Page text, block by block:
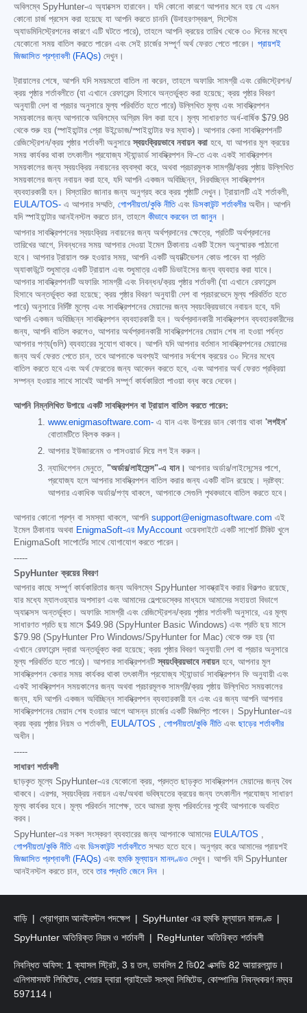
অবিলম্বে SpyHunter-এ অ্যাক্সেস হারাবেন। যদি কোনো কারণে আপনার মনে হয় যে এমন
কোনো চার্জ প্রসেস করা হয়েছে যা আপনি করতে চাননি (উদাহরণস্বরূপ, সিস্টেম
অ্যাডমিনিস্ট্রেশনের কারণে এটি ঘটতে পারে), তাহলে আপনি ক্রয়ের তারিখ থেকে ৩০ দিনের মধ্যে
যেকোনো সময় বাতিল করতে পারেন এবং সেই চার্জের সম্পূর্ণ অর্থ ফেরত পেতে পারেন। প্রায়শই
জিজ্ঞাসিত প্রশ্নাবলী (FAQs) দেখুন।
ট্রায়ালের শেষে, আপনি যদি সময়মতো বাতিল না করেন, তাহলে অফারিং সামগ্রী এবং রেজিস্ট্রেশন/
ক্রয় পৃষ্ঠার শর্তাবলীতে (যা এখানে রেফারেন্স হিসাবে অন্তর্ভুক্ত করা হয়েছে; ক্রয় পৃষ্ঠার বিবরণ
অনুযায়ী দেশ বা প্রচার অনুসারে মূল্য পরিবর্তিত হতে পারে) উল্লিখিত মূল্য এবং সাবস্ক্রিপশন
সময়কালের জন্য আপনাকে অবিলম্বে অগ্রিম বিল করা হবে। মূল্য সাধারণত অর্ধ-বার্ষিক $79.98
থেকে শুরু হয় (স্পাইহান্টার প্রো উইন্ডোজ/স্পাইহান্টার ফর ম্যাক)। আপনার কেনা সাবস্ক্রিপশনটি
রেজিস্ট্রেশন/ক্রয় পৃষ্ঠার শর্তাবলী অনুসারেস্বয়ংক্রিয়ভাবে নবায়ন করা হবে, যা আপনার মূল ক্রয়ের
সময় কার্যকর থাকা তৎকালীন প্রযোজ্য স্ট্যান্ডার্ড সাবস্ক্রিপশন ফি-তে এবং একই সাবস্ক্রিপশন
সময়কালের জন্য স্বয়ংক্রিয় নবায়নের ব্যবস্থা করে, অথবা প্রচারমূলক সামগ্রী/ক্রয় পৃষ্ঠায় উল্লিখিত
সময়কালের জন্য নবায়ন করা হবে, যদি আপনি একজন অবিচ্ছিন্ন, নিরবচ্ছিন্ন সাবস্ক্রিপশন
ব্যবহারকারী হন। বিস্তারিত জানার জন্য অনুগ্রহ করে ক্রয় পৃষ্ঠাটি দেখুন। ট্রায়ালটি এই শর্তাবলী,
EULA/TOS- এ আপনার সম্মতি, গোপনীয়তা/কুকি নীতিএবং ডিসকাউন্ট শর্তাবলীর অধীন। আপনি
যদি স্পাইহান্টার আনইনস্টল করতে চান, তাহলে কীভাবে করবেন তা জানুন ।
আপনার সাবস্ক্রিপশনের স্বয়ংক্রিয় নবায়নের জন্য অর্থপ্রদানের ক্ষেত্রে, প্রতিটি অর্থপ্রদানের
তারিখের আগে, নিবন্ধনের সময় আপনার দেওয়া ইমেল ঠিকানায় একটি ইমেল অনুস্মারক পাঠানো
হবে। আপনার ট্রায়াল শুরু হওয়ার সময়, আপনি একটি অ্যাক্টিভেশন কোড পাবেন যা প্রতি
অ্যাকাউন্টে শুধুমাত্র একটি ট্রায়াল এবং শুধুমাত্র একটি ডিভাইসের জন্য ব্যবহার করা যাবে।
আপনার সাবস্ক্রিপশনটি অফারিং সামগ্রী এবং নিবন্ধন/ক্রয় পৃষ্ঠার শর্তাবলী (যা এখানে রেফারেন্স
হিসাবে অন্তর্ভুক্ত করা হয়েছে; ক্রয় পৃষ্ঠার বিবরণ অনুযায়ী দেশ বা প্রচারভেদে মূল্য পরিবর্তিত হতে
পারে) অনুসারে নির্দিষ্ট মূল্যে এবং সাবস্ক্রিপশনের মেয়াদের জন্য স্বয়ংক্রিয়ভাবে নবায়ন হবে, যদি
আপনি একজন অবিচ্ছিন্ন সাবস্ক্রিপশন ব্যবহারকারী হন। অর্থপ্রদানকারী সাবস্ক্রিপশন ব্যবহারকারীদের
জন্য, আপনি বাতিল করলেও, আপনার অর্থপ্রদানকারী সাবস্ক্রিপশনের মেয়াদ শেষ না হওয়া পর্যন্ত
আপনার পণ্য(গুলি) ব্যবহারের সুযোগ থাকবে। আপনি যদি আপনার বর্তমান সাবস্ক্রিপশনের মেয়াদের
জন্য অর্থ ফেরত পেতে চান, তবে আপনাকে অবশ্যই আপনার সর্বশেষ ক্রয়ের ৩০ দিনের মধ্যে
বাতিল করতে হবে এবং অর্থ ফেরতের জন্য আবেদন করতে হবে, এবং আপনার অর্থ ফেরত প্রক্রিয়া
সম্পন্ন হওয়ার সাথে সাথেই আপনি সম্পূর্ণ কার্যকারিতা পাওয়া বন্ধ করে দেবেন।
আপনি নিম্নলিখিত উপায়ে একটি সাবস্ক্রিপশন বা ট্রায়াল বাতিল করতে পারেন:
www.enigmasoftware.com- এ যান এবং উপরের ডান কোণায় থাকা 'লগইন'
বোতামটিতে ক্লিক করুন।
আপনার ইউজারনেম ও পাসওয়ার্ড দিয়ে লগ ইন করুন।
ন্যাভিগেশন মেনুতে, "অর্ডার/লাইসেন্স"-এ যান। আপনার অর্ডার/লাইসেন্সের পাশে,
প্রযোজ্য হলে আপনার সাবস্ক্রিপশন বাতিল করার জন্য একটি বাটন রয়েছে। দ্রষ্টব্য:
আপনার একাধিক অর্ডার/পণ্য থাকলে, আপনাকে সেগুলি পৃথকভাবে বাতিল করতে হবে।
আপনার কোনো প্রশ্ন বা সমস্যা থাকলে, আপনি support@enigmasoftware.com এই
ইমেল ঠিকানায় অথবা EnigmaSoft-এর MyAccount ওয়েবসাইটে একটি সাপোর্ট টিকিট খুলে
EnigmaSoft সাপোর্টের সাথে যোগাযোগ করতে পারেন।
-----
SpyHunter ক্রয়ের বিবরণ
আপনার কাছে সম্পূর্ণ কার্যকারিতার জন্য অবিলম্বে SpyHunter সাবস্ক্রাইব করার বিকল্পও রয়েছে,
যার মধ্যে ম্যালওয়্যার অপসারণ এবং আমাদের হেল্পডেস্কের মাধ্যমে আমাদের সহায়তা বিভাগে
অ্যাক্সেস অন্তর্ভুক্ত। অফারিং সামগ্রী এবং রেজিস্ট্রেশন/ক্রয় পৃষ্ঠার শর্তাবলী অনুসারে, এর মূল্য
সাধারণত প্রতি ছয় মাসে $49.98 (SpyHunter Basic Windows) এবং প্রতি ছয় মাসে
$79.98 (SpyHunter Pro Windows/SpyHunter for Mac) থেকে শুরু হয় (যা
এখানে রেফারেন্স দ্বারা অন্তর্ভুক্ত করা হয়েছে; ক্রয় পৃষ্ঠার বিবরণ অনুযায়ী দেশ বা প্রচার অনুসারে
মূল্য পরিবর্তিত হতে পারে)। আপনার সাবস্ক্রিপশনটিস্বয়ংক্রিয়ভাবে নবায়নহবে, আপনার মূল
সাবস্ক্রিপশন কেনার সময় কার্যকর থাকা তৎকালীন প্রযোজ্য স্ট্যান্ডার্ড সাবস্ক্রিপশন ফি অনুযায়ী এবং
একই সাবস্ক্রিপশন সময়কালের জন্য অথবা প্রচারমূলক সামগ্রী/ক্রয় পৃষ্ঠায় উল্লিখিত সময়কালের
জন্য, যদি আপনি একজন অবিচ্ছিন্ন সাবস্ক্রিপশন ব্যবহারকারী হন এবং এর জন্য আপনি আপনার
সাবস্ক্রিপশনের মেয়াদ শেষ হওয়ার আগে আসন্ন চার্জের একটি বিজ্ঞপ্তি পাবেন। SpyHunter-এর
ক্রয় ক্রয় পৃষ্ঠার নিয়ম ও শর্তাবলী,
EULA/TOS গোপনীয়তা/কুকি নীতিএবং ছাড়ের শর্তাবলীর
অধীন।
-----
সাধারণ শর্তাবলী
ছাড়কৃত মূল্যে SpyHunter-এর যেকোনো ক্রয়, প্রদত্ত ছাড়কৃত সাবস্ক্রিপশন মেয়াদের জন্য বৈধ
থাকবে। এরপর, স্বয়ংক্রিয় নবায়ন এবং/অথবা ভবিষ্যতের ক্রয়ের জন্য তৎকালীন প্রযোজ্য সাধারণ
মূল্য কার্যকর হবে। মূল্য পরিবর্তন সাপেক্ষ, তবে আমরা মূল্য পরিবর্তনের পূর্বেই আপনাকে অবহিত
করব।
SpyHunter-এর সকল সংস্করণ ব্যবহারের জন্য আপনাকে আমাদের EULA/TOS
গোপনীয়তা/কুকি নীতিএবং ডিসকাউন্ট শর্তাবলীতেসম্মত হতে হবে। অনুগ্রহ করে আমাদের প্রায়শই
জিজ্ঞাসিত প্রশ্নাবলী (FAQs) এবংহুমকি মূল্যায়ন মানদণ্ডও দেখুন। আপনি যদি SpyHunter
আনইনস্টল করতে চান, তবেতার পদ্ধতি জেনে নিন ।
বাড়ি প্রোগ্রাম আনইনস্টল পদক্ষেপ
SpyHunter এর হুমকি মূল্যায়ন মানদণ্ড
SpyHunter অতিরিক্ত নিয়ম ও শর্তাবলী
RegHunter অতিরিক্ত শর্তাবলী
নিবন্ধিত অফিস: 1 ক্যাসল স্ট্রিট, 3 য় তল, ডাবলিন 2 ডি02 এক্সডি 82 আয়ারল্যান্ড।
এনিগমাসফট লিমিটেড, শেয়ার দ্বারা প্রাইভেট সংস্থা লিমিটেড, কোম্পানির নিবন্ধকরণ নম্বর
597114।